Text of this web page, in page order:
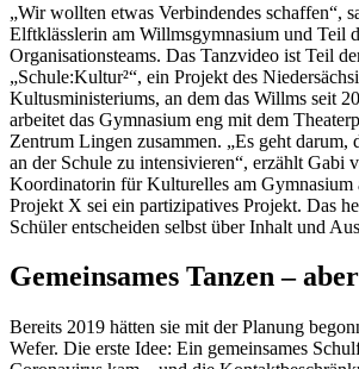
„Wir wollten etwas Verbindendes schaffen“,
Elftklässlerin am Willmsgymnasium und Teil
Organisationsteams. Das Tanzvideo ist Teil
„Schule:Kultur²“, ein Projekt des
Kultusministeriums, an dem das Willms seit
arbeitet das Gymnasium eng mit dem
Zentrum Lingen zusammen. „Es geht darum,
an der Schule zu intensivieren“, erzählt Gabi
Koordinatorin für Kulturelles am Gymnasium
Projekt X sei ein partizipatives Projekt. Das
Schüler entscheiden selbst über Inhalt und
Gemeinsames Tanzen –
Bereits 2019 hätten sie mit der Planung
Wefer. Die erste Idee: Ein gemeinsames